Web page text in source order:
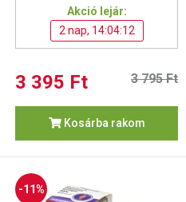
Akció lejár:
2 nap, 14:04:11
3 395 Ft 3 795 Ft
Kosárba rakom
-11%